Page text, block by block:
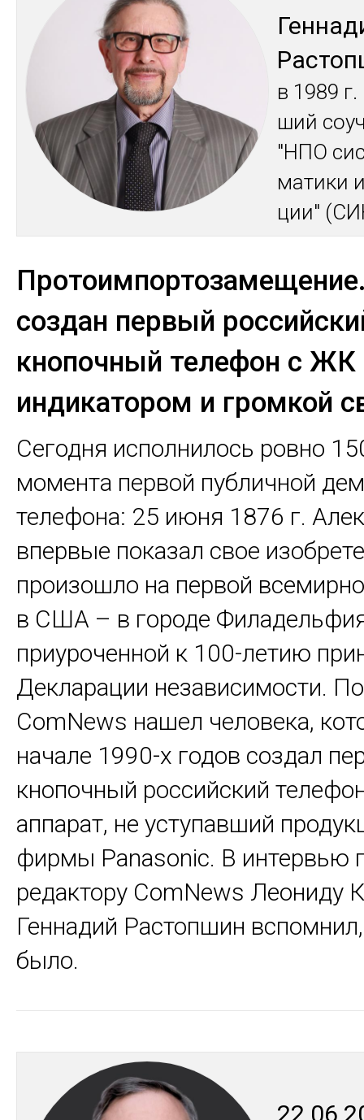
в 1989
ший
"НПО
ма­тики
ции"
создан первый
кнопочный телефон с ЖК
индикатором и громкой
Сегодня исполнилось ровно
момента первой публичной
телефона: 25 июня 1876 г.
впервые показал свое
произошло на первой
в США – в городе
приуроченной к 100-летию
Декларации независимости.
ComNews нашел человека,
начале 1990-х годов создал
кнопочный российский
аппарат, не уступавший
фирмы Panasonic. В интервью
редактору ComNews Леониду
Геннадий Растопшин
было.